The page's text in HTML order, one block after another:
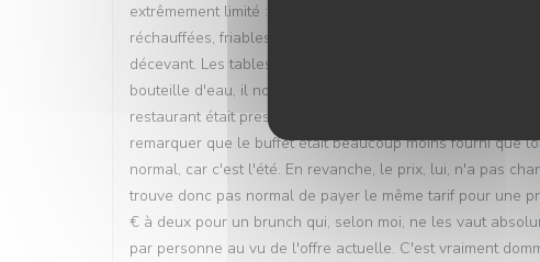
extrêmement limité : très peu de salades, très peu de
réchauffées, friables et sans aucun goût. L'offre n'est
décevant. Les tables restaient encombrées et nous avons
bouteille d'eau, il nous a été indiqué d'aller nous servir. Je
restaurant était presque vide, ce qui rend cette
remarquer que le buffet était beaucoup moins fourni que
normal, car c'est l'été. En revanche, le prix, lui, n'a pas
trouve donc pas normal de payer le même tarif pour une
€ à deux pour un brunch qui, selon moi, ne les vaut
par personne au vu de l'offre actuelle. C'est vraiment